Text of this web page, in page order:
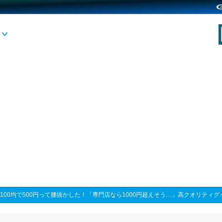
100均で500円って腰抜かした！「専門店なら1000円超えそう…」高クオリティグ